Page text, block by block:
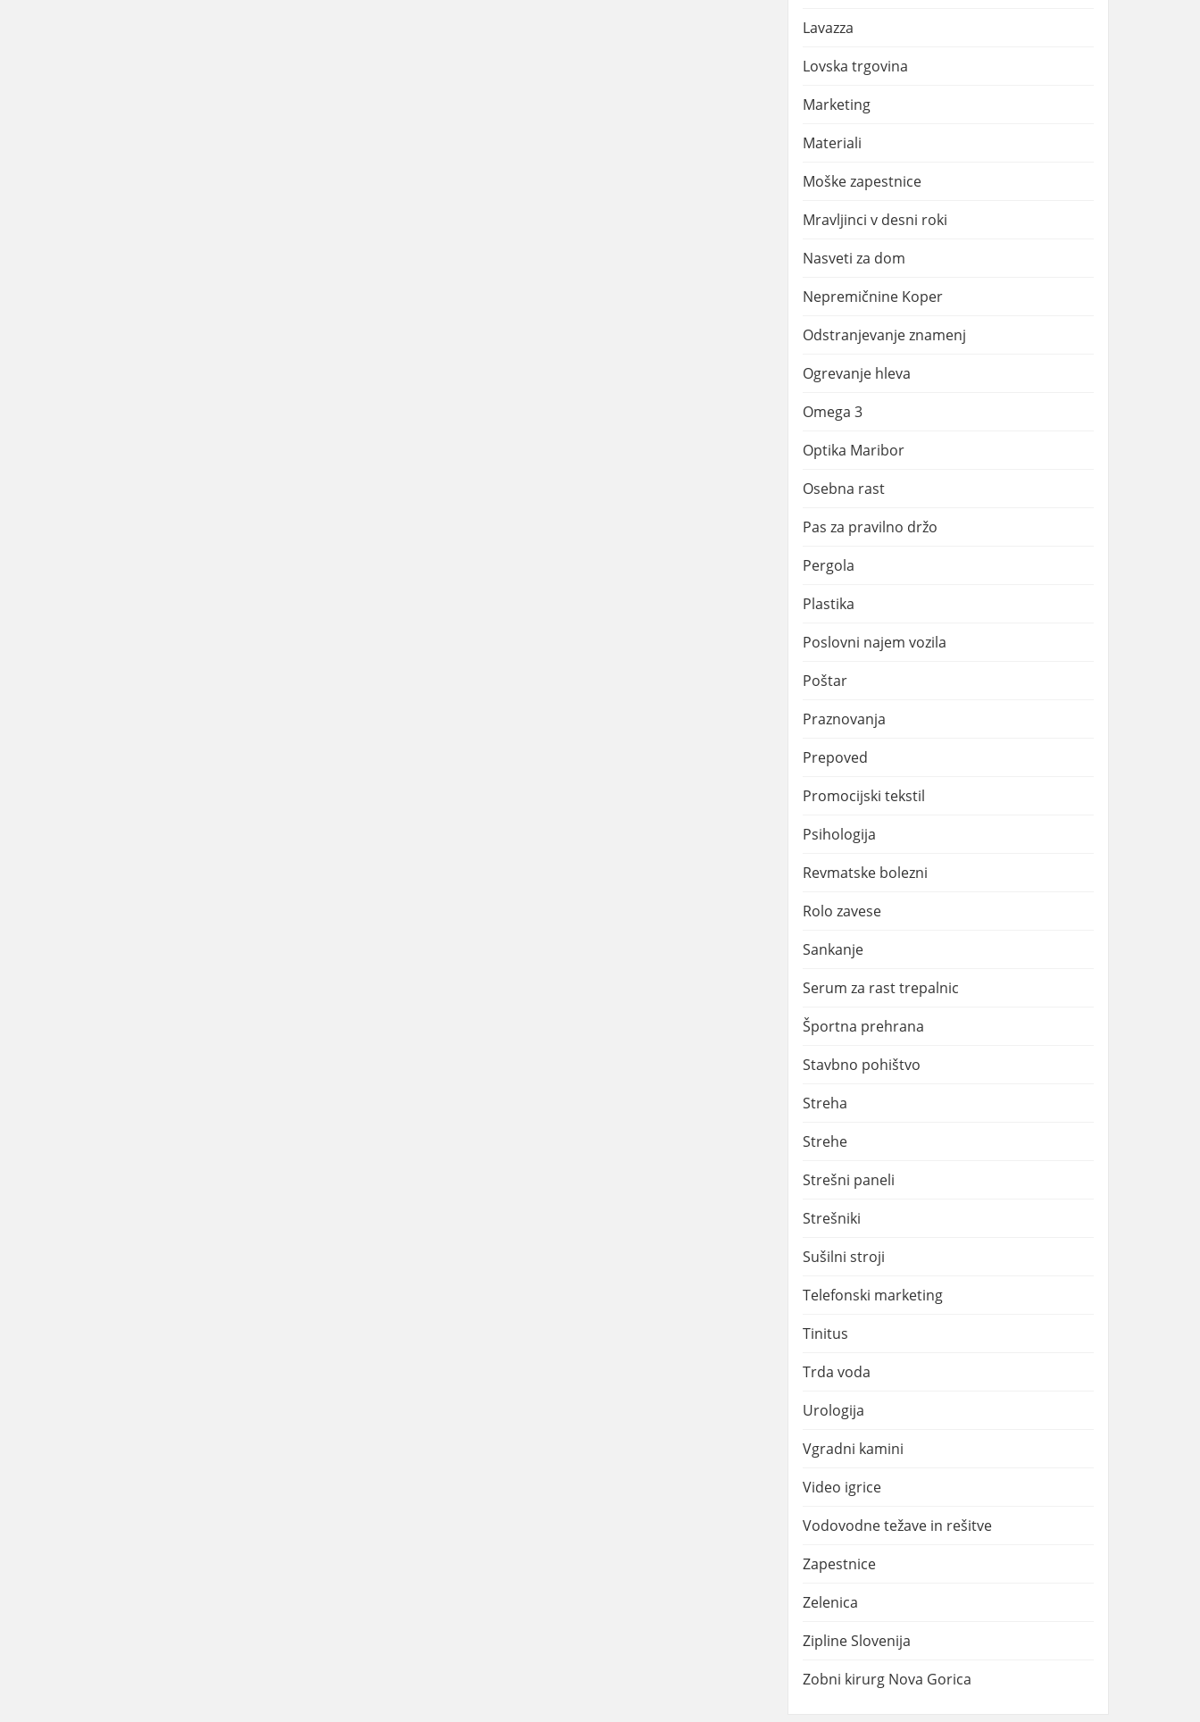
Lavazza
Lovska trgovina
Marketing
Materiali
Moške zapestnice
Mravljinci v desni roki
Nasveti za dom
Nepremičnine Koper
Odstranjevanje znamenj
Ogrevanje hleva
Omega 3
Optika Maribor
Osebna rast
Pas za pravilno držo
Pergola
Plastika
Poslovni najem vozila
Poštar
Praznovanja
Prepoved
Promocijski tekstil
Psihologija
Revmatske bolezni
Rolo zavese
Sankanje
Serum za rast trepalnic
Športna prehrana
Stavbno pohištvo
Streha
Strehe
Strešni paneli
Strešniki
Sušilni stroji
Telefonski marketing
Tinitus
Trda voda
Urologija
Vgradni kamini
Video igrice
Vodovodne težave in rešitve
Zapestnice
Zelenica
Zipline Slovenija
Zobni kirurg Nova Gorica